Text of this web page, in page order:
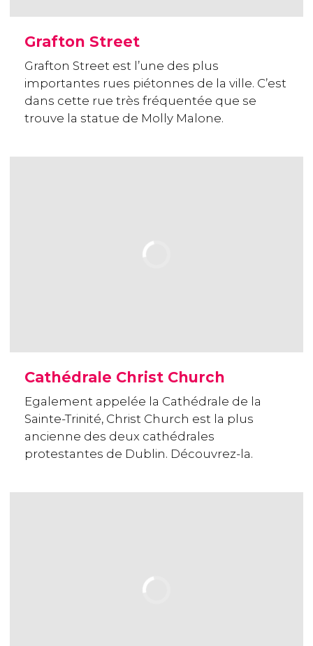
Grafton Street
Grafton Street est l’une des plus
importantes rues piétonnes de la ville. C’est
dans cette rue très fréquentée que se
trouve la statue de Molly Malone.
Cathédrale Christ Church
Egalement appelée la Cathédrale de la
Sainte-Trinité, Christ Church est la plus
ancienne des deux cathédrales
protestantes de Dublin. Découvrez-la.